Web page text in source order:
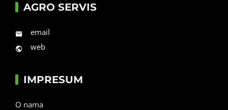
AGRO SERVIS
email
web
IMPRESUM
O nama